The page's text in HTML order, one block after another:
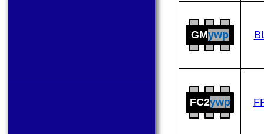
GMywp
FC2ywp